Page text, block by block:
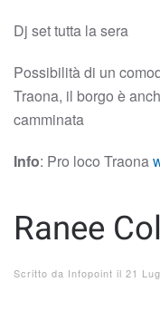
Dj set tutta la sera
Possibilità di un
Traona, il borgo è
camminata
Info: Pro loco Traona
Ranee
Scritto da Infopoint il 21